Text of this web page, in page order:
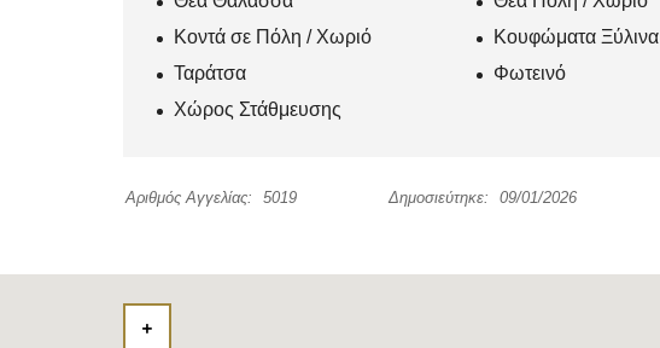
Κοντά σε Πόλη / Χωριό
Κουφώματα Ξύλινα
Ταράτσα
Φωτεινό
Χώρος Στάθμευσης
Αριθμός Αγγελίας: 5019 Δημοσιεύτηκε: 09/01/2026